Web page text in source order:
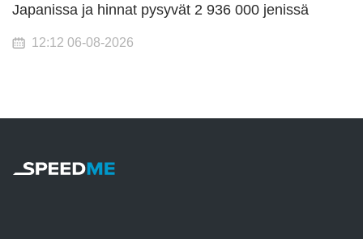
Japanissa ja hinnat pysyvät 2 936 000 jenissä
12:12 06-08-2026